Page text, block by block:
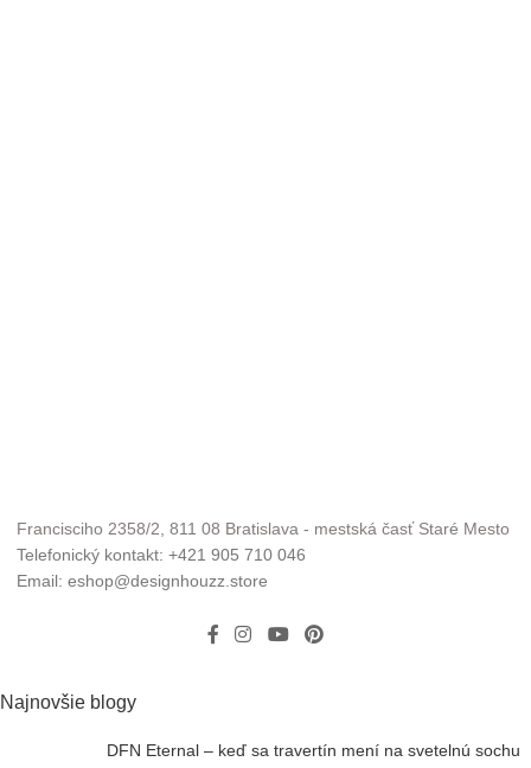
Francisciho 2358/2, 811 08 Bratislava - mestská časť Staré Mesto
Telefonický kontakt: +421 905 710 046
Email: eshop@designhouzz.store
Najnovšie blogy
DFN Eternal – keď sa travertín mení na svetelnú sochu